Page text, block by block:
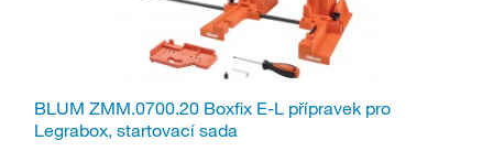
BLUM ZMM.0700.20 Boxfix E-L přípravek pro
Legrabox, startovací sada